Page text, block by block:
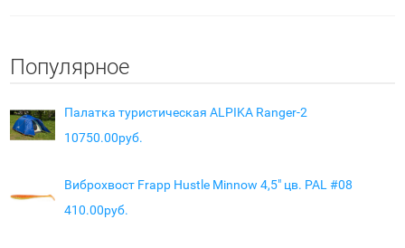
Популярное
Палатка туристическая ALPIKA Ranger-2
10750.00руб.
Виброхвост Frapp Hustle Minnow 4,5" цв. PAL #08
410.00руб.